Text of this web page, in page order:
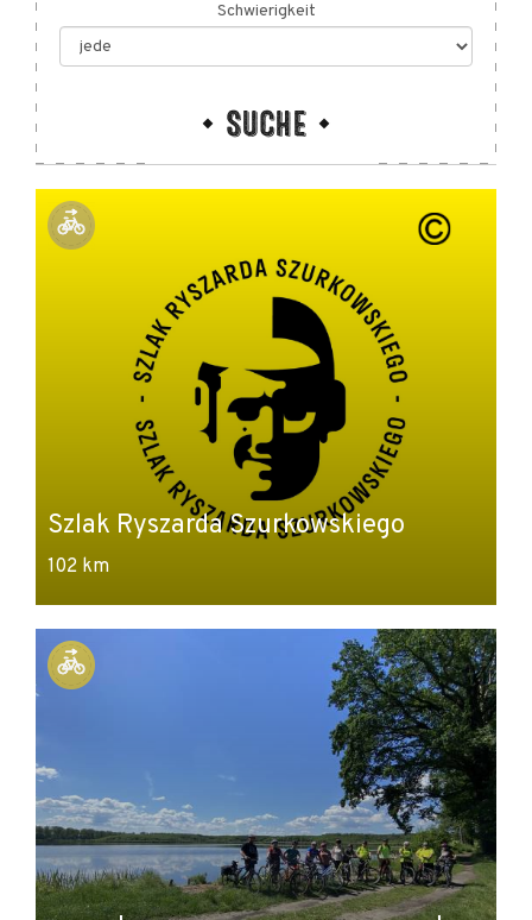
Schwierigkeit
SUCHE
Szlak Ryszarda Szurkowskiego
102 km